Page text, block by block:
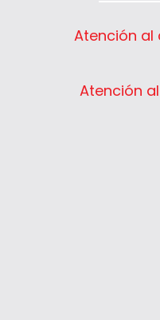
Atención al
Atención